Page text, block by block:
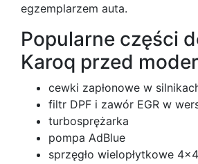
egzemplarzem auta.
Popularne części
Karoq przed
cewki zapłonowe w
filtr DPF i zawór EGR w
turbosprężarka
pompa AdBlue
sprzęgło wielopłytkowe 4x4